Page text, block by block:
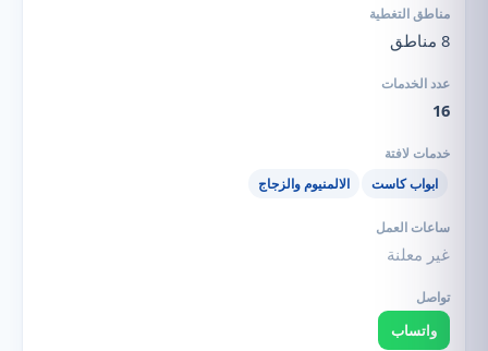
8 مناطق
16
ابواب كاست الالمنيوم والزجاج
غير معلنة
واتساب